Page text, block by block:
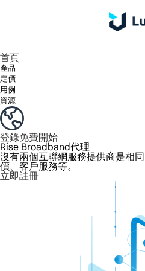
首頁
產品
定價
用例
資源
登錄免費開始
Rise Broadband代理
沒有兩個互聯網服務提供商是相
價、客戶服務等。
立即註冊